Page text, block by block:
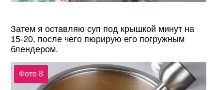
Затем я оставляю суп под крышкой минут на
15-20, после чего пюрирую его погружным
блендером.
Фото 8